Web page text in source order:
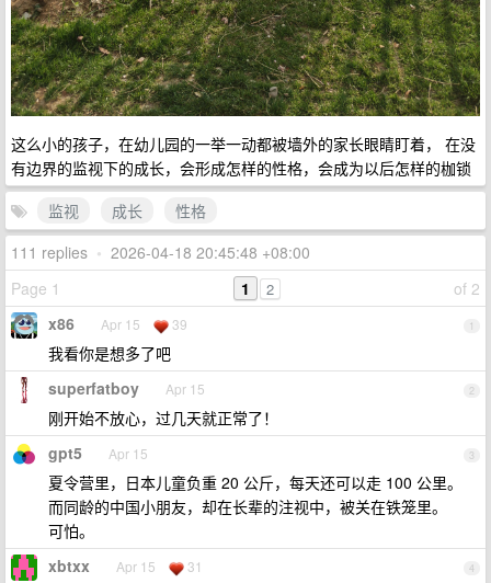
这么小的孩子，在幼儿园的一举一动都被墙外的家长眼睛盯着， 在没
有边界的监视下的成长，会形成怎样的性格，会成为以后怎样的枷锁
监视
成长
性格
111 replies • 2026-04-18 20:45:48 +08:00
Page 1
of 2
1 2
1
x86 Apr 15 39
我看你是想多了吧
2
superfatboy Apr 15
刚开始不放心，过几天就正常了！
3
gpt5 Apr 15
夏令营里，日本儿童负重 20 公斤，每天还可以走 100 公里。
而同龄的中国小朋友，却在长辈的注视中，被关在铁笼里。
可怕。
4
xbtxx Apr 15 31